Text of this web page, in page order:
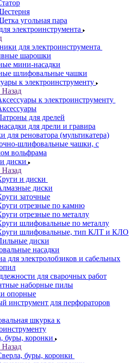
угольная пара
электроинструмента
для электроинструмента
шарошки
мини-насадки
шлифовальные чашки
к электроинструменту
Назад
к электроинструменту
для дрелей
для дрели и гравира
для реноватора (мультикатера)
шлифовальные чашки, с
вольфрама
диски
Назад
и диски
диски
заточные
отрезные по камню
отрезные по металлу
шлифовальные по металлу
шлифовальные, тип КЛТ и КЛО
диски
насадки
для электролобзиков и сабельных
для сварочных работ
наборные пилы
опорные
инструмент для перфораторов
шкурка к
буры, коронки
Назад
буры, коронки